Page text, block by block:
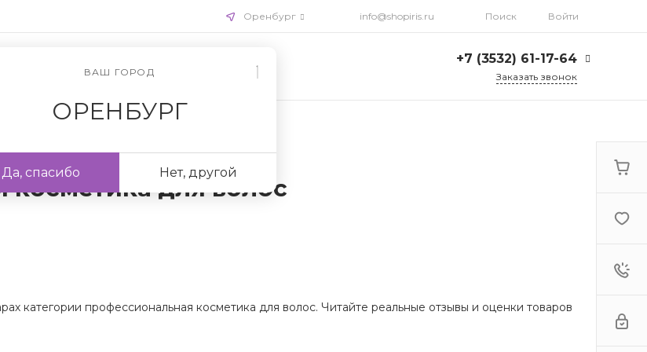
Оренбург
ВАШ ГОРОД
ОРЕНБУРГ
Да, спасибо Нет, другой
info@shopiris.ru Поиск Войти
+7 (3532) 61-17-64
Заказать звонок
для волос
категории профессиональная косметика для волос. Читайте реальные отзывы и оценки товаров